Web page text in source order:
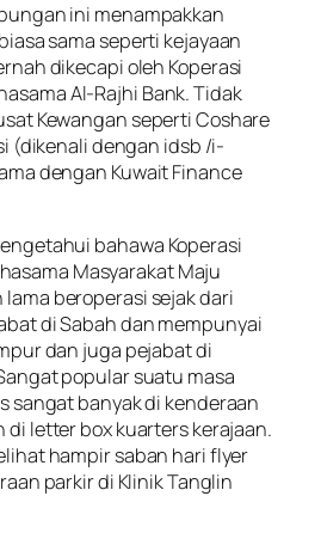
ini menampakkan
sama seperti kejayaan
dikecapi oleh Koperasi
Al-Rajhi Bank. Tidak
Kewangan seperti Coshare
(dikenali dengan idsb /i-
dengan Kuwait Finance
bahawa Koperasi
Masyarakat Maju
lama beroperasi sejak dari
di Sabah dan mempunyai
dan juga pejabat di
popular suatu masa
sangat banyak di kenderaan
di letter box kuarters kerajaan.
hampir saban hari flyer
parkir di Klinik Tanglin